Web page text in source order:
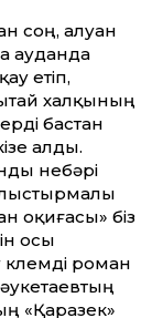
соң, алуан
ауданда
етіп,
халқының
бастан
алды.
небәрі
оқиғасы» біз
осы
роман
«Қараөзек»